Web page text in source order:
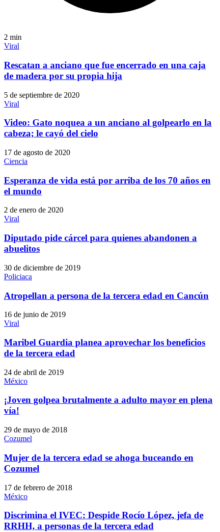
2 min
Viral
Rescatan a anciano que fue encerrado en una caja
de madera por su propia hija
5 de septiembre de 2020
Viral
Video: Gato noquea a un anciano al golpearlo en la
cabeza; le cayó del cielo
17 de agosto de 2020
Ciencia
Esperanza de vida está por arriba de los 70 años en
el mundo
2 de enero de 2020
Viral
Diputado pide cárcel para quienes abandonen a
abuelitos
30 de diciembre de 2019
Policiaca
Atropellan a persona de la tercera edad en Cancún
16 de junio de 2019
Viral
Maribel Guardia planea aprovechar los beneficios
de la tercera edad
24 de abril de 2019
México
¡Joven golpea brutalmente a adulto mayor en plena
vía!
29 de mayo de 2018
Cozumel
Mujer de la tercera edad se ahoga buceando en
Cozumel
17 de febrero de 2018
México
Discrimina el IVEC: Despide Rocío López, jefa de
RRHH, a personas de la tercera edad